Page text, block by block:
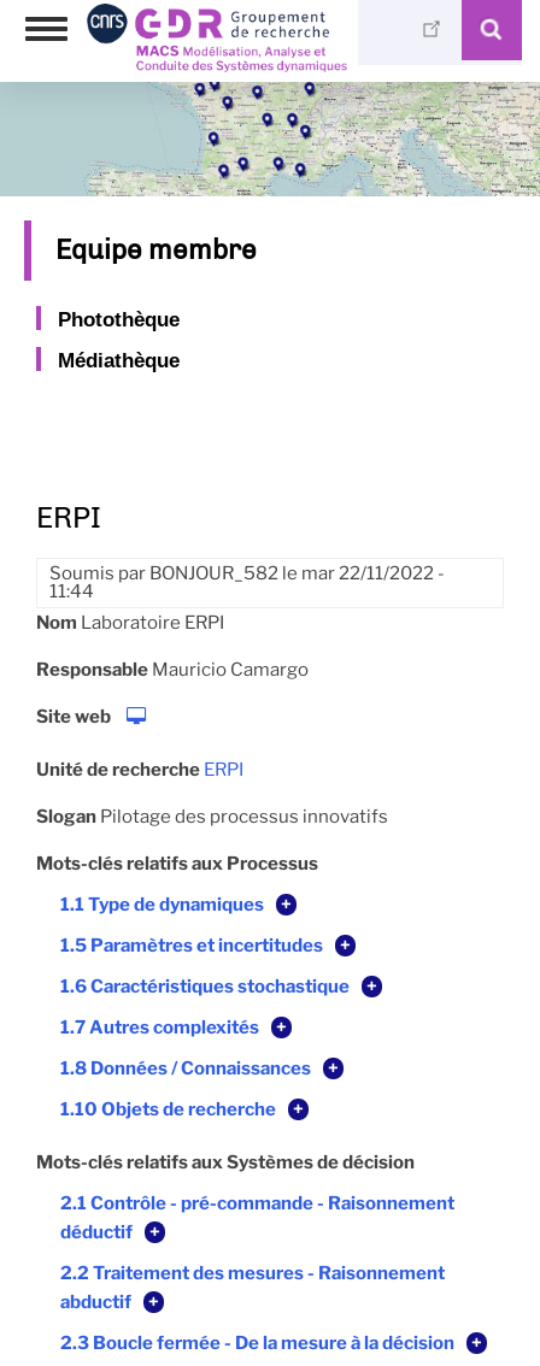
Aller
Toggle
Equipe membre
Photothèque
Médiathèque
ERPI
Soumis par BONJOUR_582 le mar 22/11/2022 -
11:44
Nom Laboratoire ERPI
Responsable Mauricio Camargo
Site web
Unité de recherche ERPI
Slogan Pilotage des processus innovatifs
Mots-clés relatifs aux Processus
1.1 Type de dynamiques
+
1.5 Paramètres et incertitudes
+
1.6 Caractéristiques stochastique
+
1.7 Autres complexités
+
1.8 Données / Connaissances
+
1.10 Objets de recherche
+
Mots-clés relatifs aux Systèmes de décision
2.1 Contrôle - pré-commande - Raisonnement
déductif
+
2.2 Traitement des mesures - Raisonnement
abductif
+
2.3 Boucle fermée - De la mesure à la décision
+